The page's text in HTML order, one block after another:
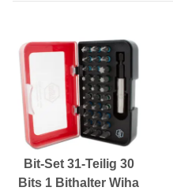
Bit-Set 31-Teilig 30
Bits 1 Bithalter Wiha